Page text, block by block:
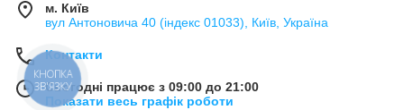
м. Київ
вул Антоновича 40 (індекс 01033), Київ, Україна
Контакти
Сьогодні працює з 09:00 до 21:00
Показати весь графік роботи
КНОПКА
ЗВ'ЯЗКУ